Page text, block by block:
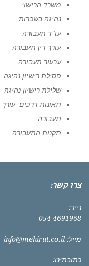
משרד הרישוי
נהיגה בשכרות
עו"ד תעבורה
עורך דין תעבורה
ערעור תעבורה
פסילת רישיון נהיגה
שלילת רישיון נהיגה
תאונות דרכים -
תעבורה
תקנות התעבורה
צרו קשר:
נייד:
054-4691968
מייל: info@mehirut.co.il
כתובתינו: